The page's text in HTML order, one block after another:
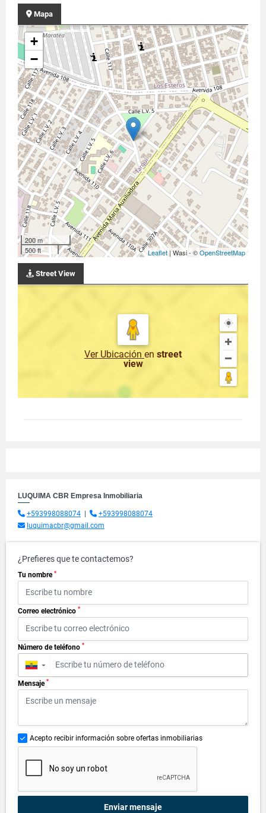
Mapa
+
−
200 m
500 ft
Leaflet| Wasi - ©OpenStreetMap
Street View
Ver Ubicación en street
view
LUQUIMA CBR Empresa Inmobiliaria
+593998088074
+593998088074
luquimacbr@gmail.com
¿Prefieres que te contactemos?
Tu nombre *
Correo electrónico *
Número de teléfono *
▼
Mensaje *
Acepto recibir información sobre ofertas inmobiliarias
Enviar mensaje